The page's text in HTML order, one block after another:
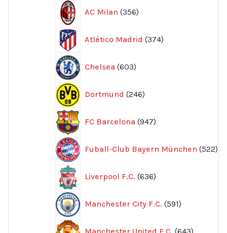
AC Milan 356
produkter
Atlético Madrid 374
produkter
Chelsea 603
produkter
Dortmund 246
produkter
FC Barcelona 947
produkter
Fuball-Club Bayern München 522
Liverpool F.C. 636
produkter
Manchester City F.C. 591
produkter